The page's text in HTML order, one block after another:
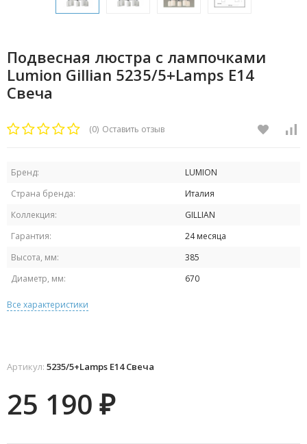
Подвесная люстра с лампочками
Lumion Gillian 5235/5+Lamps E14
Свеча
(0) Оставить отзыв
Бренд:
LUMION
Страна бренда:
Италия
Коллекция:
GILLIAN
Гарантия:
24 месяца
Высота, мм:
385
Диаметр, мм:
670
Все характеристики
Артикул: 5235/5+Lamps E14 Свеча
25 190 ₽